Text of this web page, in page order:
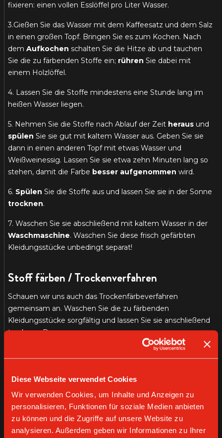
Diese Webseite verwendet Cookies
Wir verwenden Cookies, um Inhalte und Anzeigen zu
personalisieren, Funktionen für soziale Medien anbieten
zu können und die Zugriffe auf unsere Website zu
analysieren. Außerdem geben wir Informationen zu Ihrer
fixieren: einen vollen Esslöffel pro Liter Wasser.
3.Gießen Sie das Wasser mit dem Kaffeesatz und dem Salz
in einen großen Topf. Bringen Sie es zum Kochen. Nach
dem Aufkochen schalten Sie die Hitze ab und tauchen
Sie die zu färbenden Stoffe ein; rühren Sie dabei mit
einem Holzlöffel.
4. Lassen Sie die Stoffe mindestens eine Stunde lang im
heißen Wasser liegen.
5. Nehmen Sie die Stoffe nach Ablauf der Zeit heraus und
spülen Sie sie gut mit kaltem Wasser aus. Geben Sie sie
dann in einen anderen Topf mit etwas Wasser und
Weißweinessig. Lassen Sie sie etwa zehn Minuten lang so
stehen, damit die Farbe besser aufgenommen wird.
6. Spülen Sie die Stoffe aus und lassen Sie sie in der Sonne
trocknen.
7. Waschen Sie sie abschließend mit kaltem Wasser in der
Waschmaschine. Waschen Sie diese frisch gefärbten
Kleidungsstücke unbedingt separat!
Stoff färben / Trockenverfahren
Schauen wir uns auch das Trockenfärbeverfahren
gemeinsam an. Waschen Sie die zu färbenden
Kleidungsstücke sorgfältig und lassen Sie sie anschließend
trocknen. Dann:
1. Bereiten Sie die Inhaltsstoffe vor: Pro Tasse Kaffeesatz
beiden Komponenten in einer großen Schüssel mithilfe
2.BestreuenSie die Kleidungsstücke mit der soeben
erhaltenen Mischung und verteilen Sie sie sorgfältig mit
dem Löffel, damit der Kaffee gut in die Fasern eindringen